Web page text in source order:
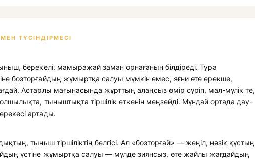
ТҮСІНДІРМЕСІ
берекелі, мамыражай заман орнағанын білдіреді. Тура
бозторғайдың жұмыртқа салуы мүмкін емес, яғни өте ерекше,
Астарлы мағынасында жұрттың алаңсыз өмір сүріп, мал-мүлік те,
тыныштықта тіршілік еткенін меңзейді. Мұндай ортада дау-
артады.
тыныш тіршіліктің белгісі. Ал «бозторғай» — жеңіл, нәзік құстың
үстіне жұмыртқа салуы — мүлде зиянсыз, өте жайлы жағдайдың